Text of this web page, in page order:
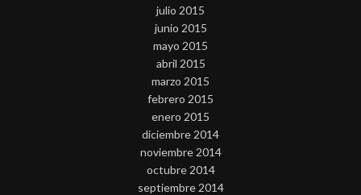
julio 2015
junio 2015
mayo 2015
abril 2015
marzo 2015
febrero 2015
enero 2015
diciembre 2014
noviembre 2014
octubre 2014
septiembre 2014